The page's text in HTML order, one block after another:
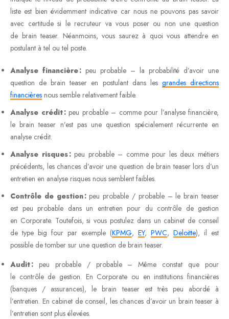
liste est bien évidemment indicative car nous ne pouvons pas savoir
avec certitude si le recruteur va vous poser ou non une question
de brain teaser. Néanmoins, vous saurez à quoi vous attendre en
postulant à tel ou tel poste.
Analyse financière : peu probable – la probabilité d’avoir une
question de brain teaser en postulant dans les grandes directions
financières nous semble relativement faible.
Analyse crédit :peu probable – comme pour l’analyse financière,
le brain teaser n’est pas une question spécialement récurrente en
analyse crédit.
Analyse risques :peu probable – comme pour les deux métiers
précédents, les chances d’avoir une question de brain teaser lors d’un
entretien en analyse risques nous semblent faibles.
Contrôle de gestion :peu probable / probable – le brain teaser
est peu probable dans un entretien pour du contrôle de gestion
en Corporate. Toutefois, si vous postulez dans un cabinet de conseil
de type big four par exemple (KPMG, EY, PWC, Deloitte), il est
possible de tomber sur une question de brain teaser.
Audit : peu probable / probable – Même constat que pour
le contrôle de gestion. En Corporate ou en institutions financières
(banques / assurances), le brain teaser est très peu abordé à
l’entretien. En cabinet de conseil, les chances d’avoir un brain teaser à
l’entretien sont plus élevées.